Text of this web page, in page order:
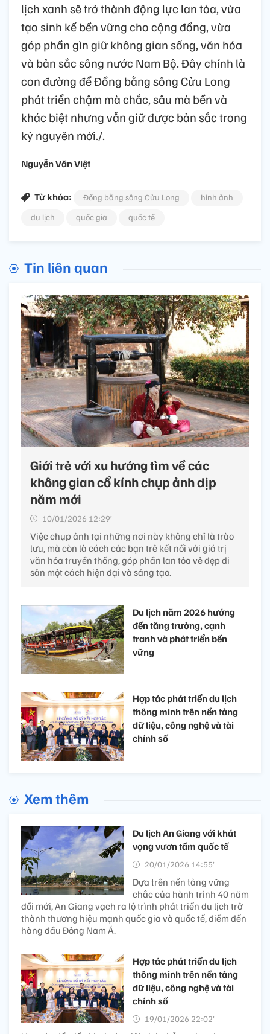
lịch xanh sẽ trở thành động lực lan tỏa, vừa
tạo sinh kế bền vững cho cộng đồng, vừa
góp phần gìn giữ không gian sống, văn hóa
và bản sắc sông nước Nam Bộ. Đây chính là
con đường để Đồng bằng sông Cửu Long
phát triển chậm mà chắc, sâu mà bền và
khác biệt nhưng vẫn giữ được bản sắc trong
kỷ nguyên mới./.
Nguyễn Văn Việt
Từ khóa: Đồng bằng sông Cửu Long
hình ảnh
du lịch
quốc gia quốc tế
Tin liên quan
Giới trẻ với xu hướng tìm về các
không gian cổ kính chụp ảnh dịp
năm mới
10/01/2026 12:29’
Việc chụp ảnh tại những nơi này không chỉ là trào
lưu, mà còn là cách các bạn trẻ kết nối với giá trị
văn hóa truyền thống, góp phần lan tỏa vẻ đẹp di
sản một cách hiện đại và sáng tạo.
Du lịch năm 2026 hướng
đến tăng trưởng, cạnh
tranh và phát triển bền
vững
Hợp tác phát triển du lịch
thông minh trên nền tảng
dữ liệu, công nghệ và tài
chính số
Xem thêm
Du lịch An Giang với khát
vọng vươn tầm quốc tế
20/01/2026 14:55’
Dựa trên nền tảng vững
chắc của hành trình 40 năm
đổi mới, An Giang vạch ra lộ trình phát triển du lịch trở
thành thương hiệu mạnh quốc gia và quốc tế, điểm đến
hàng đầu Đông Nam Á.
Hợp tác phát triển du lịch
thông minh trên nền tảng
dữ liệu, công nghệ và tài
chính số
19/01/2026 22:02’